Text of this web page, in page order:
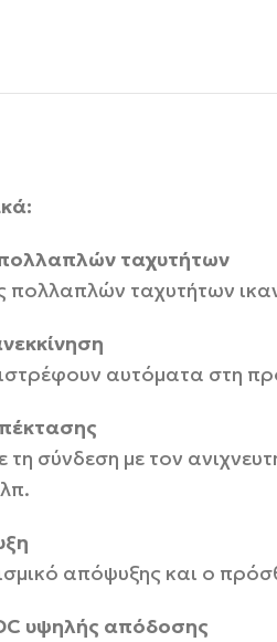
ταχυτήτων
πολλαπλών ταχυτήτων
αυτόματα στη
τη σύνδεση με τον
απόψυξης και ο
υψηλής απόδοσης